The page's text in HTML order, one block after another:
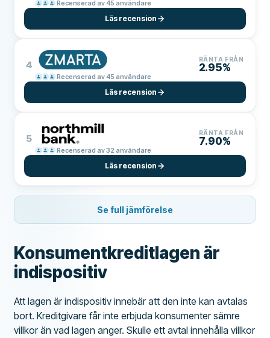
Recenserad av 45 användare
Läs recension
4
Recenserad av 45 användare
RÄNTA FRÅN
2.95%
Läs recension
5
Recenserad av 32 användare
RÄNTA FRÅN
7.90%
Läs recension
Se full jämförelse
Konsumentkreditlagen är
indispositiv
Att lagen är indispositiv innebär att den inte kan avtalas
bort. Kreditgivare får inte erbjuda konsumenter sämre
villkor än vad lagen anger. Skulle ett avtal innehålla villkor